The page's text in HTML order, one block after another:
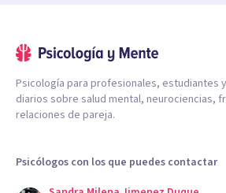
Psicología para profesionales, estudiantes
diarios sobre salud mental, neurociencias,
relaciones de pareja.
Psicólogos con los que puedes contactar